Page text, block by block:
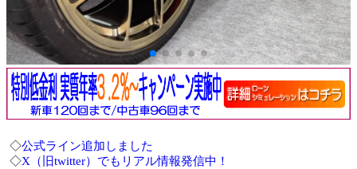
◇公式ライン追加しました
◇X（旧twitter）でもリアル情報発信中！